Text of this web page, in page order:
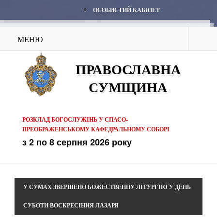
ОСОБИСТИЙ КАБІНЕТ
МЕНЮ
ПРАВОСЛАВНА
СУМЩИНА
РОЗКЛАД БОГОСЛУЖІНЬ У СПАСО-
ПРЕОБРАЖЕНСЬКОМУ КАФЕДРАЛЬНОМУ СОБОРІ
з 2 по 8 серпня 2026 року
У СУМАХ ЗВЕРШЕНО БОЖЕСТВЕННУ ЛІТУРГІЮ У ДЕНЬ
СУБОТИ ВОСКРЕСІННЯ ЛАЗАРЯ